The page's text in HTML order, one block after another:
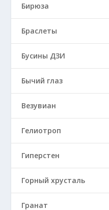
Бирюза
Браслеты
Бусины ДЗИ
Бычий глаз
Везувиан
Гелиотроп
Гиперстен
Горный хрусталь
Гранат